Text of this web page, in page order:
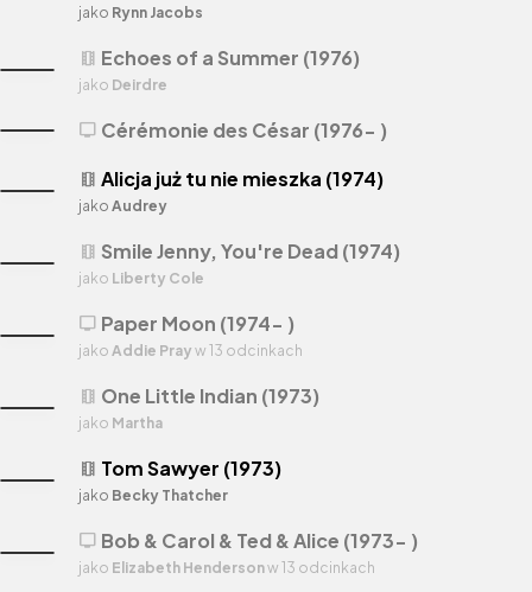
theaters Alicja już tu nie mieszka (1974)
jako Audrey
theaters One Little Indian (1973)
jako Martha
jako Rynn Jacobs
theaters Smile Jenny, You're Dead (1974)
jako Liberty Cole
theaters Echoes of a Summer (1976)
jako Deirdre
theaters Tom Sawyer (1973)
jako Becky Thatcher
tv Bob & Carol & Ted & Alice (1973- )
jako Elizabeth Hendersonw 13 odcinkach
tv Paper Moon (1974- )
jako Addie Pray w 13 odcinkach
tv Cérémonie des César (1976- )